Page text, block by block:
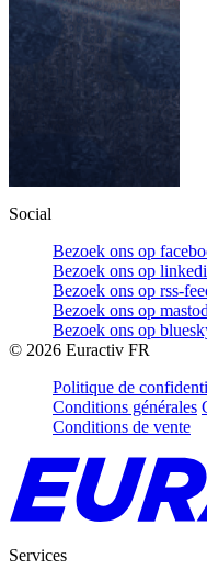
Social
Bezoek ons op
Bezoek ons op
Bezoek ons op rss-
Bezoek ons op
Bezoek ons op
© 2026 Euractiv FR
Politique de
Conditions générales
Conditions de vente
Services